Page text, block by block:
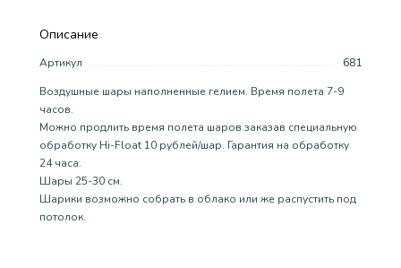
Описание
Артикул
681
Воздушные шары наполненные гелием. Время полета 7-9
часов.
Можно продлить время полета шаров заказав специальную
обработку Hi-Float 10 рублей/шар. Гарантия на обработку
24 часа.
Шары 25-30 см.
Шарики возможно собрать в облако или же распустить под
потолок.